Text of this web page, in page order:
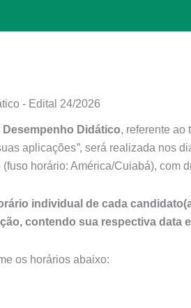
- Edital 24/2026
Desempenho Didático, referente ao
aplicações”, será realizada nos
horário: América/Cuiabá), com
individual de cada
contendo sua respectiva data
os horários abaixo: